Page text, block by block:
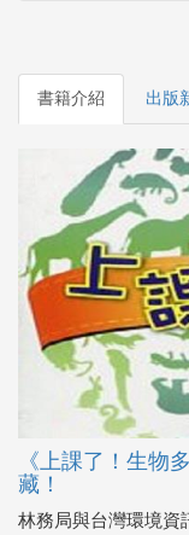
書籍介紹 出版
《上課了！生物
藏！
林務局與台灣環境資